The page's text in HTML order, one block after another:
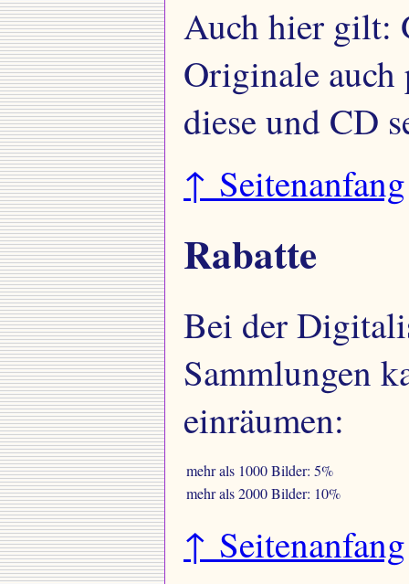
Auch hier gilt:
Originale
diese und CD
↑ Seitenanfang
Rabatte
Bei der
Sammlungen
einräumen:
mehr als 1000 Bilder: 5%
mehr als 2000 Bilder: 10%
↑ Seitenanfang